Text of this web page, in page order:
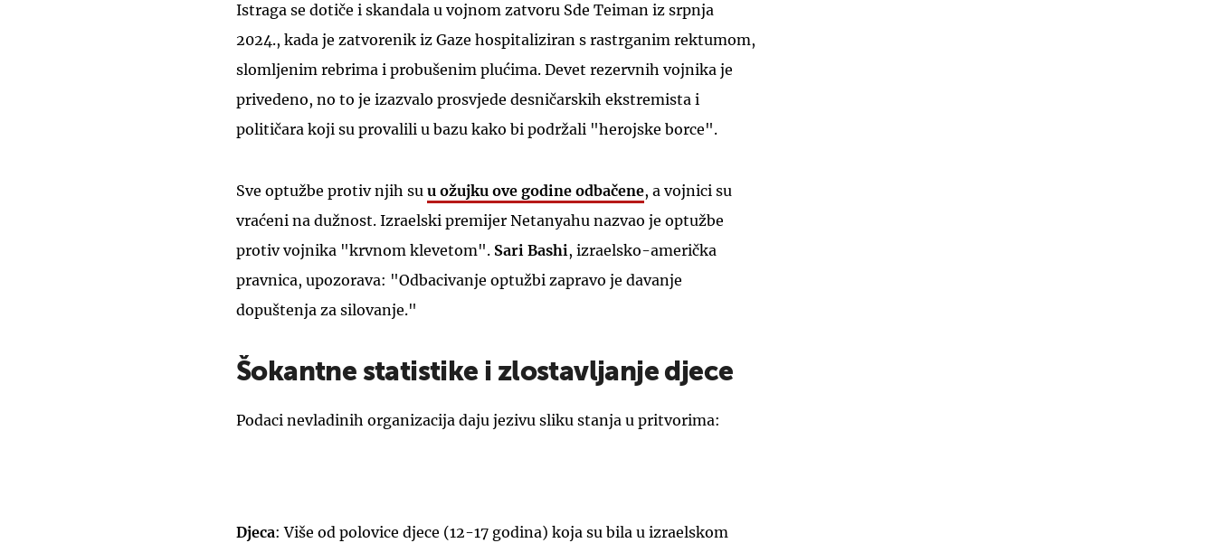
Istraga se dotiče i skandala u vojnom zatvoru Sde Teiman iz srpnja
2024., kada je zatvorenik iz Gaze hospitaliziran s rastrganim rektumom,
slomljenim rebrima i probušenim plućima. Devet rezervnih vojnika je
privedeno, no to je izazvalo prosvjede desničarskih ekstremista i
političara koji su provalili u bazu kako bi podržali "herojske borce".
Sve optužbe protiv njih su u ožujku ove godine odbačene, a vojnici su
vraćeni na dužnost. Izraelski premijer Netanyahu nazvao je optužbe
protiv vojnika "krvnom klevetom". Sari Bashi, izraelsko-američka
pravnica, upozorava: "Odbacivanje optužbi zapravo je davanje
dopuštenja za silovanje."
Šokantne statistike i zlostavljanje djece
Podaci nevladinih organizacija daju jezivu sliku stanja u pritvorima:
Djeca: Više od polovice djece (12-17 godina) koja su bila u izraelskom